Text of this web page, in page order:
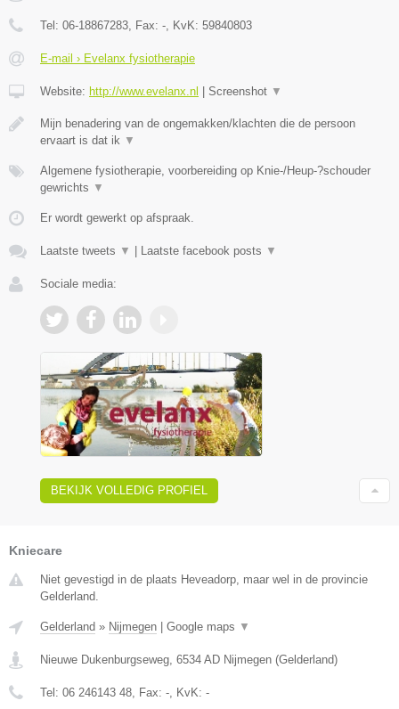
Tel: 06-18867283 , Fax: - , KvK: 59840803
E-mail › Evelanx fysiotherapie
Website: http://www.evelanx.nl Screenshot ▼
Mijn benadering van de ongemakken/klachten die de persoon
ervaart is dat ik ▼
Algemene fysiotherapie, voorbereiding op Knie-/Heup-?schouder
gewrichts ▼
Er wordt gewerkt op afspraak.
Laatste tweets ▼ Laatste facebook posts ▼
Sociale media:
BEKIJK VOLLEDIG PROFIEL
Kniecare
Niet gevestigd in de plaats Heveadorp, maar wel in de provincie
Gelderland.
Gelderland » Nijmegen Google maps ▼
Nieuwe Dukenburgseweg 6534 AD Nijmegen (Gelderland)
Tel: 06 246143 48 , Fax: - , KvK: -